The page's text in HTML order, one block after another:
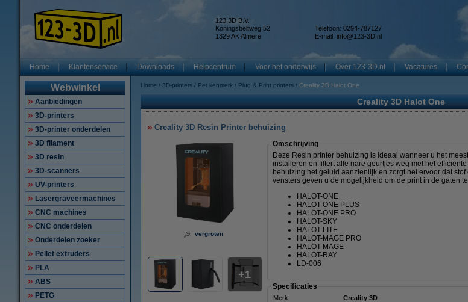
123 3D B.V.
Koningsbeltweg 52
1329 AK Almere
Telefoon: 0294-787127
E-mail: info@123-3D.nl
Home Klantenservice Downloads Helpcentrum Voor het onderwijs Over 123-3D.nl Vacatures
Webwinkel
Aanbiedingen
3D-printers
3D-printer onderdelen
3D filament
3D resin
3D-scanners
UV-printers
Lasergraveermachines
CNC machines
CNC onderdelen
Onderdelen zoeker
Pellet extruders
PLA
ABS
PETG
Home 3D-printers Per kenmerk Plug & Print printers Creality 3D Halot One
Creality 3D Halot One
Creality 3D Resin Printer behuizing
vergroten
1
Omschrijving
Deze Resin printer behuizing is ideaal wanneer u het
installeren en filtert alle nare geurtjes weg met het
behuizing het geluid aanzienlijk en zorgt het ervoor dat
vensters geven u de mogelijkheid om de print in de gaten
HALOT-ONE
HALOT-ONE PLUS
HALOT-ONE PRO
HALOT-SKY
HALOT-LITE
HALOT-MAGE PRO
HALOT-MAGE
HALOT-RAY
LD-006
Specificaties
Merk: Creality 3D